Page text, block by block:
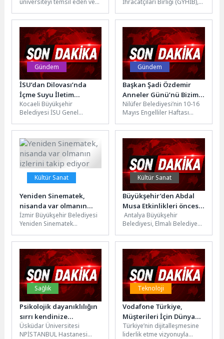
üniversiteyi temsil eden ve
kararların şekillendiği en
önemli platformlardan biri...
İhracatçıları Birliği (GYHİB),
(TİM) Dış Ticaret
Kompleksi’nde düzenlenen...
Gündem
İSU’dan Dilovası’nda
İçme Suyu İletim
Altyapısına Güçlü Yatırım
Kocaeli Büyükşehir
Belediyesi İSU Genel
içme suyu iletim altyapısını
güçlendirmeye yönelik
yatırımlarını...
Gündem
Başkan Şadi Özdemir
Anneler Günü’nü Bizim
Ev katılımcılarıyla kutladı
Nilüfer Belediyesi’nin 10-16
Mayıs Engelliler Haftası
etkinliklerin ilki, Bizim Ev
Engelliler Sosyal Yaşam...
Kültür Sanat
Yeniden Sinematek,
nisanda var olmanın
izlerini takip ediyor
İzmir Büyükşehir Belediyesi
Yeniden Sinematek
her pazar günü “Var Olmanın
İzleri: Zaman...
Kültür Sanat
Büyükşehir’den Abdal
Musa Etkinlikleri öncesi
kapsamlı hazırlık
Antalya Büyükşehir
Belediyesi, Elmalı Belediyesi
Kültürünü Araştırma ve
Yaşatma Derneği...
Sağlık
Psikolojik dayanıklılığın
sırrı kendinize
söylediğiniz sözlerde!
Üsküdar Üniversitesi
NPİSTANBUL Hastanesi
Teknoloji
Vodafone Türkiye,
Müşterileri İçin Dünyada
Bir İlke İmza Attı
Türkiye’nin dijitalleşmesine
liderlik etme vizyonuyla